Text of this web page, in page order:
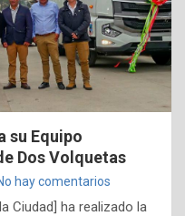
su Equipo
Dos Volquetas
hay comentarios
Ciudad] ha realizado la